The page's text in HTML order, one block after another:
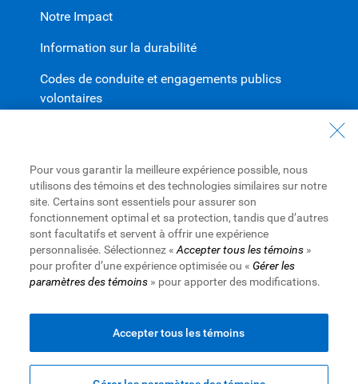
Notre Impact
Information sur la durabilité
Codes de conduite et engagements publics
volontaires
Diversité et inclusion à RBC
Devenir un fournisseur
Site Web de la Banque Royale du Canada ©1995-2026
Pour vous garantir la meilleure expérience possible, nous
utilisons des témoins et des technologies similaires sur notre
site. Certains sont essentiels pour assurer son
fonctionnement optimal et sa protection, tandis que d’autres
sont facultatifs et servent à offrir une expérience
personnalisée. Sélectionnez « Accepter tous les témoins»
pour profiter d’une expérience optimisée ou « Gérer les
paramètres des témoins» pour apporter des modifications.
Accepter tous les témoins